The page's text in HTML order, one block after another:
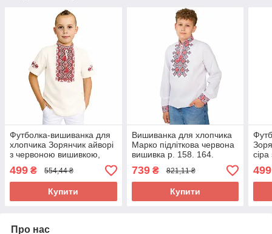
Футболка-вишиванка для
хлопчика Зорянчик айворі
з червоною вишивкою,
вишиванка
499 ₴ 554,44 ₴
Купити
Вишиванка для хлопчика
Марко підліткова червона
вишивка р. 158. 164.
739₴ 821,11 ₴
Купити
499
Про нас